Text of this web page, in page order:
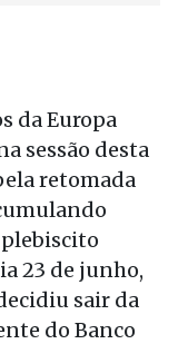
da Europa
sessão desta
retomada
23 de junho,
sair da
do Banco